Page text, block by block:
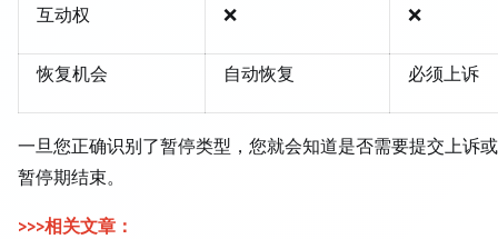
互动权 ❌ ❌
恢复机会 自动恢复 必须上诉
一旦您正确识别了暂停类型，您就会知道是否需要提交上诉
暂停期结束。
>>>相关文章：